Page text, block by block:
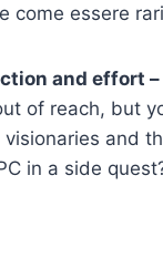
come essere
and effort
of reach, but
and
in a side